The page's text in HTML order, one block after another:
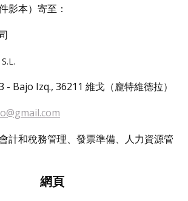
影本）寄至：
Bajo Izq., 36211 維戈（龐特維德拉）
計和稅務管理、發票準備、人力資源管
網頁